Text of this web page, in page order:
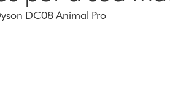
DC08 Animal Pro